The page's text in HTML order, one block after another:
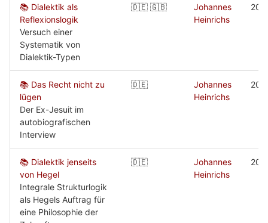
📚 Dialektik als
Reflexionslogik
Versuch einer
Systematik von
Dialektik-Typen
🇩🇪 🇬🇧
Johannes
Heinrichs
📚 Das Recht nicht zu
lügen
Der Ex-Jesuit im
autobiografischen
Interview
🇩🇪
Johannes
Heinrichs
📚 Dialektik jenseits
von Hegel
Integrale Strukturlogik
als Hegels Auftrag für
eine Philosophie der
🇩🇪
Johannes
Heinrichs